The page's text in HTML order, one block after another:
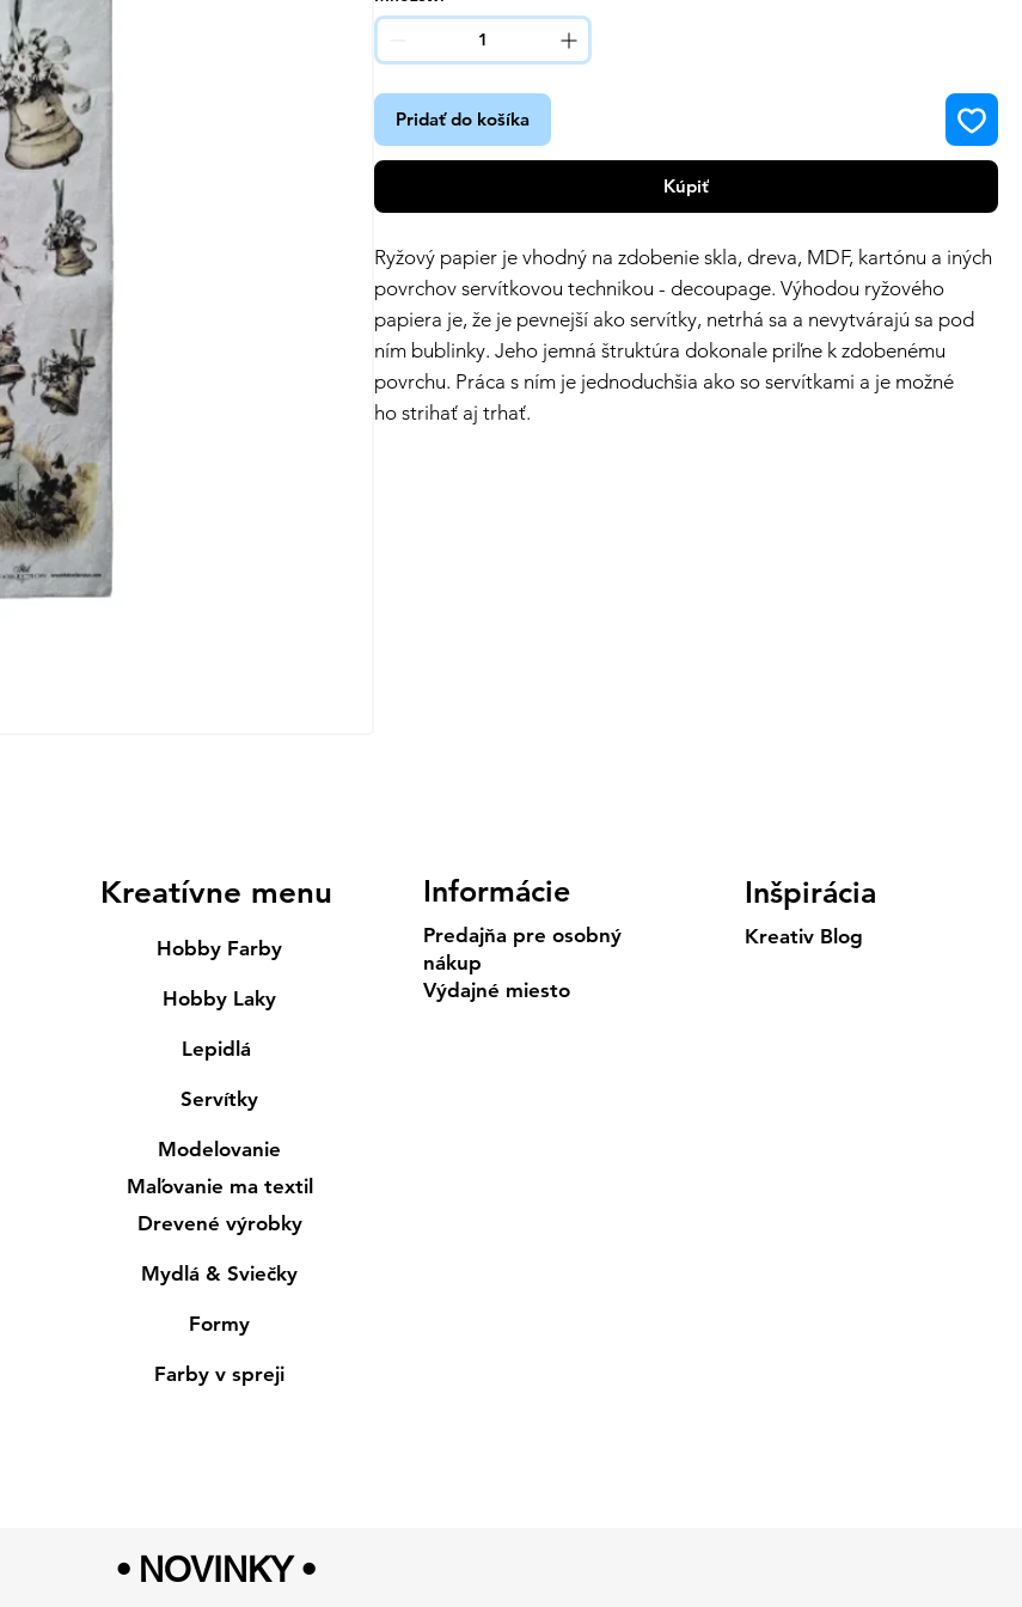
Pridať do košíka
Kúpiť
Ryžový papier je vhodný na zdobenie skla, dreva, MDF, kartónu a iných
povrchov servítkovou technikou - decoupage. Výhodou ryžového
papiera je, že je pevnejší ako servítky, netrhá sa a nevytvárajú sa pod
ním bublinky. Jeho jemná štruktúra dokonale priľne k zdobenému
povrchu. Práca s ním je jednoduchšia ako so servítkami a je možné
ho strihať aj trhať.
Kreatívne menu
Hobby Farby
Hobby Laky
Lepidlá
Servítky
Modelovanie
Maľovanie ma textil
Drevené výrobky
Mydlá & Sviečky
Formy
Farby v spreji
Informácie
Predajňa pre osobný
nákup
Výdajné miesto
Inšpirácia
Kreativ Blog
• NOVINKY •